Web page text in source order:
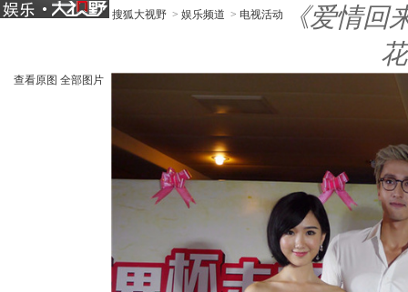
搜狐大视野 > 娱乐频道 > 电视活动
《爱情回
查看原图 全部图片